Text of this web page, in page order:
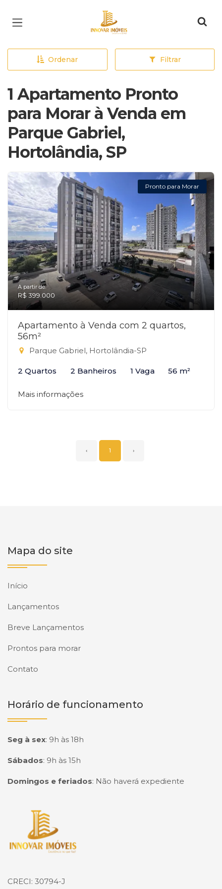
Página inicial
Ordenar Filtrar
1 Apartamento Pronto
para Morar à Venda em
Parque Gabriel,
Hortolândia, SP
Pronto para Morar
A partir de:
R$ 399.000
Apartamento à Venda com 2 quartos,
56m²
Parque Gabriel, Hortolândia-SP
2 Quartos 2 Banheiros 1 Vaga 56 m²
Mais informações
‹ 1 ›
Mapa do site
Início
Lançamentos
Breve Lançamentos
Prontos para morar
Contato
Horário de funcionamento
Seg à sex: 9h às 18h
Sábados: 9h às 15h
Domingos e feriados: Não haverá expediente
Página inicial
CRECI: 30794-J